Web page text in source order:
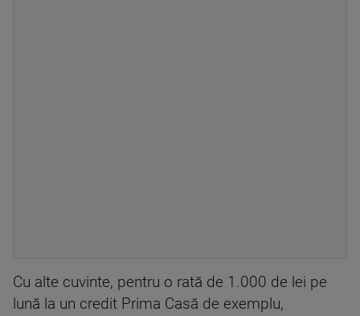
Cu alte cuvinte, pentru o rată de 1.000 de lei pe
lună la un credit Prima Casă de exemplu,